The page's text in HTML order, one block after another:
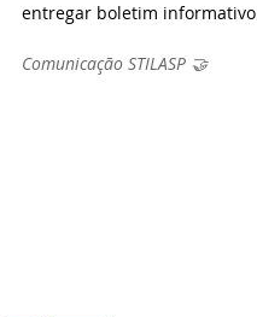
entregar boletim
Comunicação STILASP 🤝